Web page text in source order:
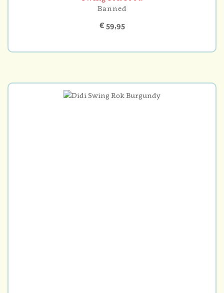
Banned
€ 59,95